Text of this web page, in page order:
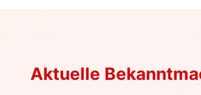
Aktuelle